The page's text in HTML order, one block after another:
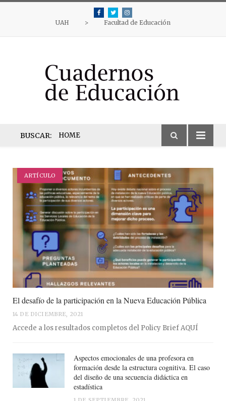
FacebookTwitterInstagram
UAH > Facultad de Educación
BUSCAR: HOME
ARTÍCULO
El desafío de la participación en la Nueva Educación Pública
14 DE DICIEMBRE, 2021
Accede a los resultados completos del Policy Brief AQUÍ
Aspectos emocionales de una profesora en
formación desde la estructura cognitiva. El caso
del diseño de una secuencia didáctica en
estadística